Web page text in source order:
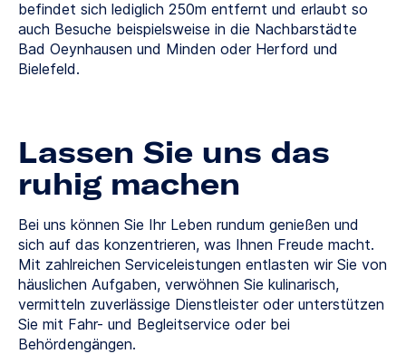
befindet sich lediglich 250m entfernt und erlaubt so
auch Besuche beispielsweise in die Nachbarstädte
Bad Oeynhausen und Minden oder Herford und
Bielefeld.
Lassen Sie uns das
ruhig machen
Bei uns können Sie Ihr Leben rundum genießen und
sich auf das konzentrieren, was Ihnen Freude macht.
Mit zahlreichen Serviceleistungen entlasten wir Sie von
häuslichen Aufgaben, verwöhnen Sie kulinarisch,
vermitteln zuverlässige Dienstleister oder unterstützen
Sie mit Fahr- und Begleitservice oder bei
Behördengängen.